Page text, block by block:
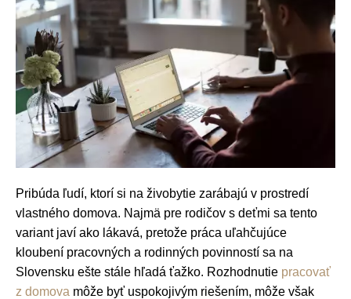
Pribúda ľudí, ktorí si na živobytie zarábajú v prostredí
vlastného domova. Najmä pre rodičov s deťmi sa tento
variant javí ako lákavá, pretože práca uľahčujúce
kloubení pracovných a rodinných povinností sa na
Slovensku ešte stále hľadá ťažko. Rozhodnutie pracovať
z domova môže byť uspokojivým riešením, môže však